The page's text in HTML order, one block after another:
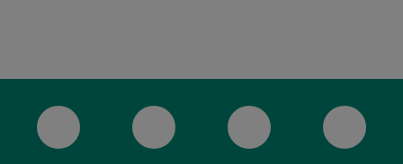
ULB Bluesky ULB FacebookULB InstagramULB